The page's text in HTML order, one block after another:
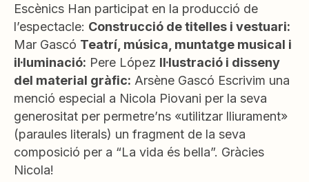
Escènics Han participat en la producció de
l’espectacle: Construcció de titelles i vestuari:
Mar Gascó Teatrí, música, muntatge musical i
il·luminació: Pere López Il·lustració i disseny
del material gràfic: Arsène Gascó Escrivim una
menció especial a Nicola Piovani per la seva
generositat per permetre’ns «utilitzar lliurament»
(paraules literals) un fragment de la seva
composició per a “La vida és bella”. Gràcies
Nicola!